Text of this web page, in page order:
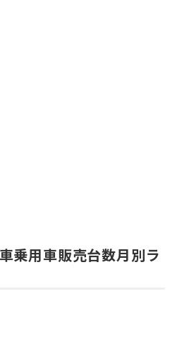
乗用車販売台数月別ラ